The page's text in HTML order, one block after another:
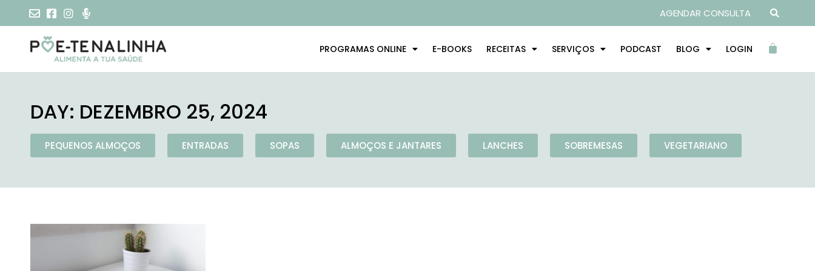
AGENDAR CONSULTA
PROGRAMAS ONLINE E-BOOKS RECEITAS SERVIÇOS PODCAST BLOG LOGIN
DAY: DEZEMBRO 25, 2024
PEQUENOS ALMOÇOS ENTRADAS SOPAS ALMOÇOS E JANTARES LANCHES SOBREMESAS VEGETARIANO